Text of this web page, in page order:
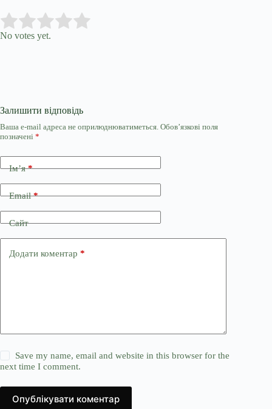
Rate this item:
No votes yet.
Залишити відповідь
Ваша e-mail адреса не оприлюднюватиметься. Обов’язкові поля
позначені *
Ім’я*
Email*
Сайт
Додати коментар *
Save my name, email and website in this browser for the
next time I comment.
Опублікувати коментар